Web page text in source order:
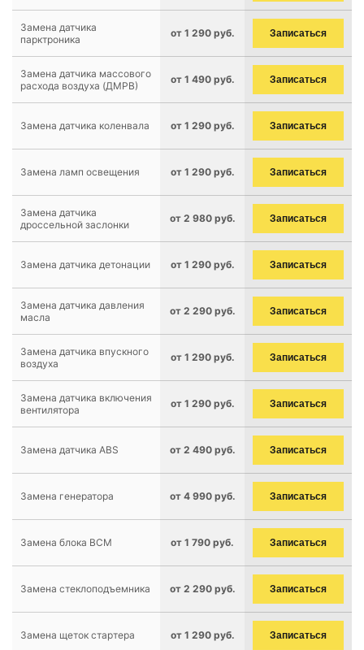
Замена датчика
парктроника
от 1 290 руб. Записаться
Замена датчика массового
расхода воздуха (ДМРВ)
от 1 490 руб. Записаться
Замена датчика коленвала от 1 290 руб. Записаться
Замена ламп освещения от 1 290 руб. Записаться
Замена датчика
дроссельной заслонки
от 2 980 руб. Записаться
Замена датчика детонации от 1 290 руб. Записаться
Замена датчика давления
масла
от 2 290 руб. Записаться
Замена датчика впускного
воздуха
от 1 290 руб. Записаться
Замена датчика включения
вентилятора
от 1 290 руб. Записаться
Замена датчика ABS от 2 490 руб. Записаться
Замена генератора от 4 990 руб. Записаться
Замена блока BCM от 1 790 руб. Записаться
Замена стеклоподъемника от 2 290 руб. Записаться
Замена щеток стартера от 1 290 руб. Записаться